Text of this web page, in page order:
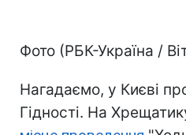
Фото (РБК-Україна /
Нагадаємо, у Києві
Гідності. На